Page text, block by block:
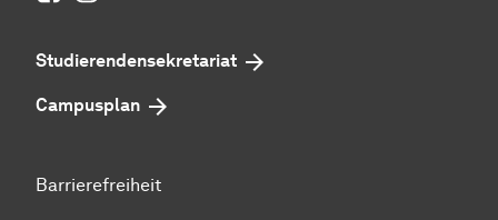
Studierenden­sekretariat
Campusplan
Barrierefreiheit